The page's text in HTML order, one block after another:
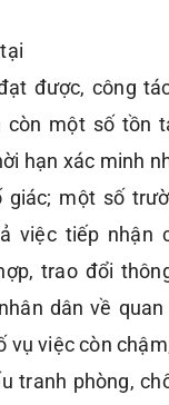
được, công
còn một số tồn
hạn xác minh
một số
việc tiếp nhận
trao đổi
dân về
vụ việc còn
tranh phòng,